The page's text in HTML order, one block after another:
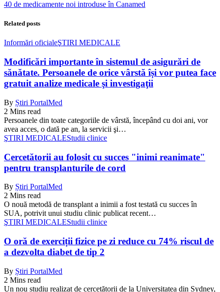
40 de medicamente noi introduse în Canamed
Related posts
Informări oficialeŞTIRI MEDICALE
Modificări importante în sistemul de asigurări de
sănătate. Persoanele de orice vârstă își vor putea face
gratuit analize medicale şi investigaţii
By Știri PortalMed
2 Mins read
Persoanele din toate categoriile de vârstă, începând cu doi ani, vor
avea acces, o dată pe an, la servicii şi…
ŞTIRI MEDICALEStudii clinice
Cercetătorii au folosit cu succes "inimi reanimate"
pentru transplanturile de cord
By Știri PortalMed
2 Mins read
O nouă metodă de transplant a inimii a fost testată cu succes în
SUA, potrivit unui studiu clinic publicat recent…
ŞTIRI MEDICALEStudii clinice
O oră de exerciții fizice pe zi reduce cu 74% riscul de
a dezvolta diabet de tip 2
By Știri PortalMed
2 Mins read
Un nou studiu realizat de cercetătorii de la Universitatea din Sydney,